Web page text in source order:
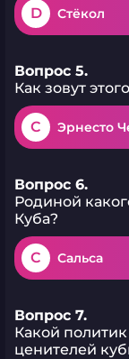
D Стёкол
Вопрос 5.
Как зовут
C Эрнесто
Вопрос 6.
Родиной
Куба?
C Сальса
Вопрос 7.
Какой
ценителей